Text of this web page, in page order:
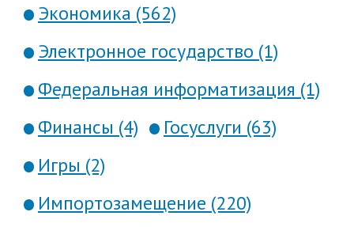
Экономика (562)
Электронное государство (1)
Федеральная информатизация (1)
Финансы (4)
Госуслуги (63)
Игры (2)
Импортозамещение (220)